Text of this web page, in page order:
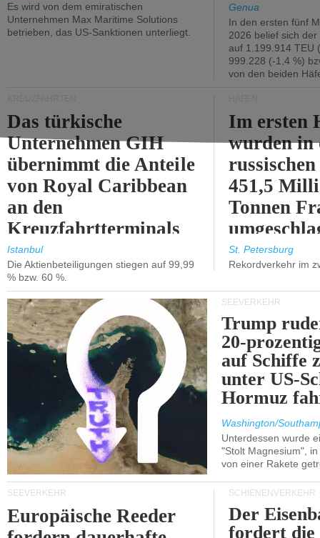
Es wird von dem emiratischen
Unternehmen Max Maritime Solutions
betrieben, das US-Sanktionen unterliegt.
Genua
In den ersten fünf
2026 belief sich
auf 1.199.914 TEU
999.228 (-1,4 %)
von den beiden
Das türkische
Unternehmen GIH
übernimmt die Anteile
von Royal Caribbean
an den
Kreuzfahrtterminals
in Kusadasi und
Lissabon.
Istanbul
Die Aktienbeteiligungen stiegen auf 99,99
% bzw. 60 %.
Im ersten
wurden in
451,5
Tonnen
%).
St. Petersburg
Rekordverkehr im
SEEVERKEHR
Trump
20-
auf Schiffe
unter US-
Hormuz
Washington/
Unterdessen wurde
"Stolt Magnesium",
von einer Rakete
SEEVERKEHR
Europäische Reeder
SCHIENENVERKEHR
Der
fordert die